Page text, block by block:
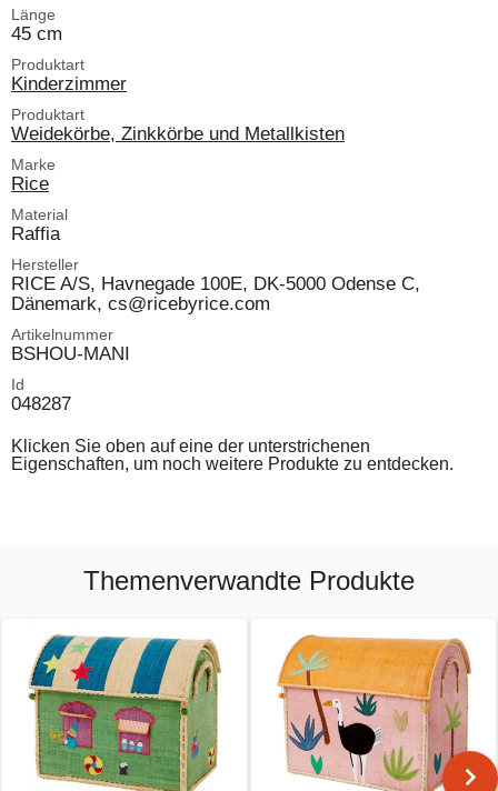
Länge
45 cm
Produktart
Kinderzimmer
Produktart
Weidekörbe, Zinkkörbe und Metallkisten
Marke
Rice
Material
Raffia
Hersteller
RICE A/S, Havnegade 100E, DK-5000 Odense C,
Dänemark, cs@ricebyrice.com
Artikelnummer
BSHOU-MANI
Id
048287
Klicken Sie oben auf eine der unterstrichenen
Eigenschaften, um noch weitere Produkte zu entdecken.
Themenverwandte Produkte